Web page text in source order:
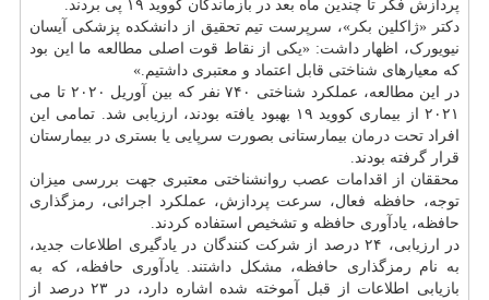
پردازش فکر تا چندین ماه بعد در بازماندگان کووید ۱۹ پی بردند.
دکتر «ژاکلین بکر»، سرپرست تیم تحقیق از دانشکده پزشکی آیسان
نیویورک، اظهار داشت: «یکی از نقاط قوت اصلی مطالعه ما این بود
که معیارهای شناختی قابل اعتماد و معتبری داشتیم.»
در این مطالعه، عملکرد شناختی ۷۴۰ نفر که بین آوریل ۲۰۲۰ تا می
۲۰۲۱ از بیماری کووید ۱۹ بهبود یافته بودند، ارزیابی شد. تمامی این
افراد تحت درمان بیمارستانی بصورت سرپایی یا بستری در بیمارستان
قرار گرفته بودند.
محققان از اقدامات عصب روانشناختی معتبری جهت بررسی میزان
توجه، حافظه فعال، سرعت پردازش، عملکرد اجرائی، رمزگذاری
حافظه، یادآوری حافظه و تشخیص استفاده کردند.
در ارزیابی، ۲۴ درصد از شرکت کنندگان در یادگیری اطلاعات جدید،
به نام رمزگذاری حافظه، مشکل داشتند. یادآوری حافظه، که به
بازیابی اطلاعات از قبل آموخته شده اشاره دارد، در ۲۳ درصد از